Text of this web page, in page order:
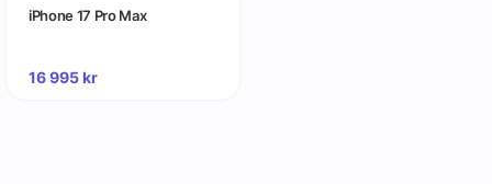
iPhone 17 Pro Max
16 995kr